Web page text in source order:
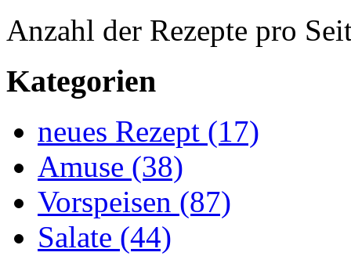
Anzahl der Rezepte pro
Kategorien
neues Rezept (17)
Amuse (38)
Vorspeisen (87)
Salate (44)